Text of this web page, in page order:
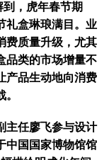
到，虎年春节期
礼盒琳琅满目。业
费质量升级，尤其
品类的市场增量不
产品生动地向消费
主任廖飞参与设计
中国国家博物馆馆